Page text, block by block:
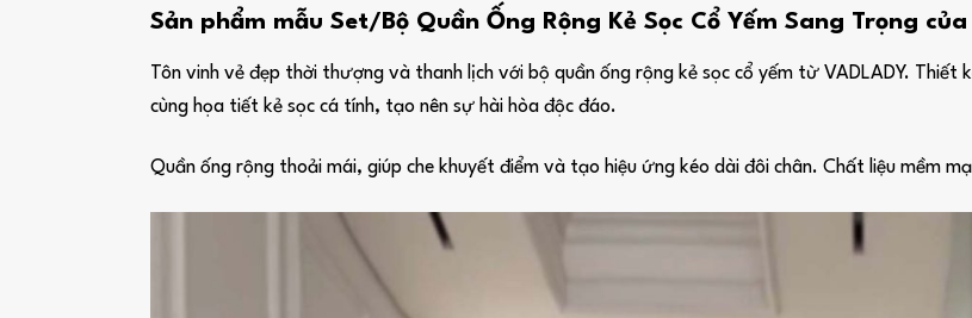
Sản phẩm mẫu Set/Bộ Quần Ống Rộng Kẻ Sọc Cổ Yếm Sang Trọng
Tôn vinh vẻ đẹp thời thượng và thanh lịch với bộ quần ống rộng kẻ sọc cổ yếm từ VADLADY.
cùng họa tiết kẻ sọc cá tính, tạo nên sự hài hòa độc đáo.
Quần ống rộng thoải mái, giúp che khuyết điểm và tạo hiệu ứng kéo dài đôi chân. Chất liệu mềm